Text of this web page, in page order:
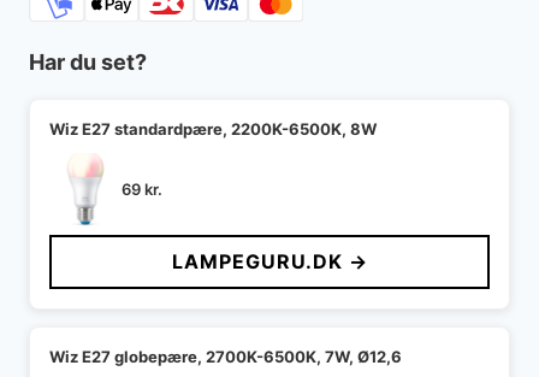
Har du set?
Wiz E27 standardpære, 2200K-6500K, 8W
69kr.
LAMPEGURU.DK →
Wiz E27 globepære, 2700K-6500K, 7W, Ø12,6